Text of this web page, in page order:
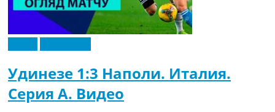
Удинезе 1:3 Наполи. Италия.
Серия A. Видео